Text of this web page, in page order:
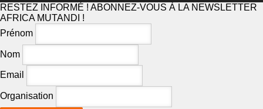
RESTEZ INFORMÉ ! ABONNEZ-VOUS À LA NEWSLETTER
AFRICA MUTANDI !
Prénom
Nom
Email
Organisation